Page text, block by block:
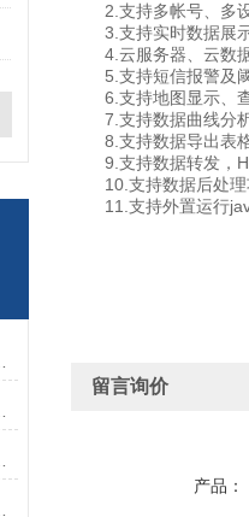
2.支持多帐号、多
3.支持实时数据展示
4.云服务器、云数据
5.支持短信报警及
6.支持地图显示、
7.支持数据曲线分
8.支持数据导出表
9.支持数据转发，
10.支持数据后处理
11.支持外置运行
留言询价
产品：